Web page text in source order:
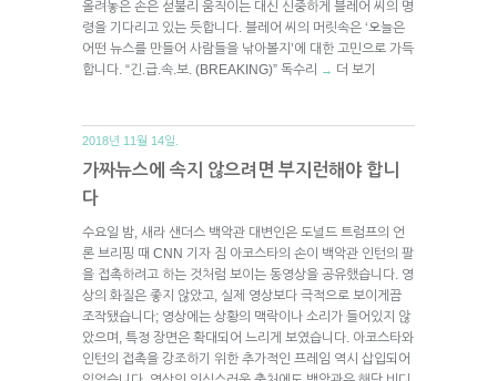
올려놓은 손은 섣불리 움직이는 대신 신중하게 블레어 씨의 명
령을 기다리고 있는 듯합니다. 블레어 씨의 머릿속은 ‘오늘은
어떤 뉴스를 만들어 사람들을 낚아볼지’에 대한 고민으로 가득
합니다. “긴.급.속.보. (BREAKING)” 독수리
→ 더 보기
2018년 11월 14일.
가짜뉴스에 속지 않으려면 부지런해야 합니
다
수요일 밤, 새라 샌더스 백악관 대변인은 도널드 트럼프의 언
론 브리핑 때 CNN 기자 짐 아코스타의 손이 백악관 인턴의 팔
을 접촉하려고 하는 것처럼 보이는 동영상을 공유했습니다. 영
상의 화질은 좋지 않았고, 실제 영상보다 극적으로 보이게끔
조작됐습니다; 영상에는 상황의 맥락이나 소리가 들어있지 않
았으며, 특정 장면은 확대되어 느리게 보였습니다. 아코스타와
인턴의 접촉을 강조하기 위한 추가적인 프레임 역시 삽입되어